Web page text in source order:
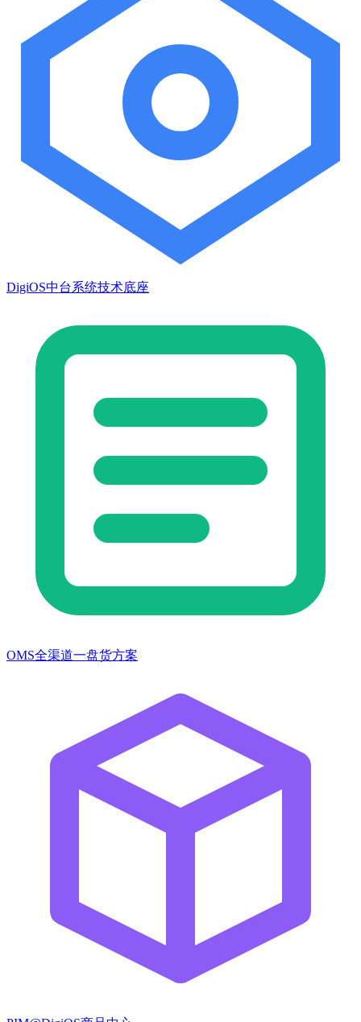
DigiOS中台系统技术底座
OMS全渠道一盘货方案